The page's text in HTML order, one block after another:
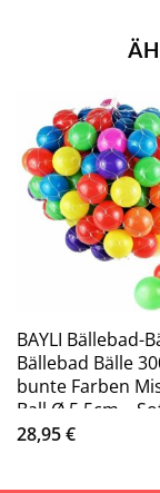
BAYLI Bällebad-
Bällebad Bälle
bunte Farben
Ball Ø 5,5cm –
28,95€